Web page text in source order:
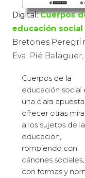
Digital: Cuerpos
educación social
Bretones
Eva; Pié
Cuerpos de la
educación social
una clara
ofrecer otras
a los sujetos de la
educación,
rompiendo con
cánones sociales,
con formas y